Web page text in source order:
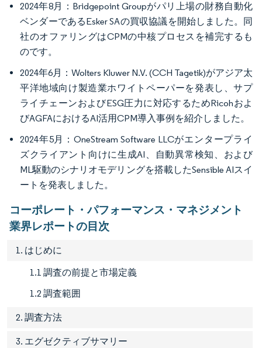
2024年8月：Bridgepoint Groupがパリ上場の財務自動化
ベンダーであるEsker SAの買収協議を開始しました。同
社のオファリングはCPMの中核プロセスを補完するも
のです。
2024年6月：Wolters Kluwer N.V. (CCH Tagetik)がアジア太
平洋地域向け製造業ホワイトペーパーを発表し、サプ
ライチェーンおよびESG圧力に対応するためRicohおよ
びAGFAにおけるAI活用CPM導入事例を紹介しました。
2024年5月：OneStream Software LLCがエンタープライ
ズクライアント向けに生成AI、自動異常検知、および
ML駆動のシナリオモデリングを搭載したSensible AIスイ
ートを発表しました。
コーポレート・パフォーマンス・マネジメント
業界レポートの目次
1. はじめに
1.1 調査の前提と市場定義
1.2 調査範囲
2. 調査方法
3. エグゼクティブサマリー